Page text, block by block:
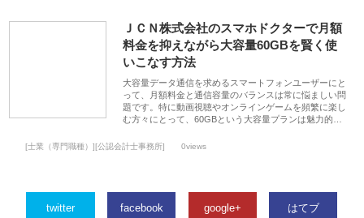
ＪＣＮ株式会社のスマホドクターで月額
料金を抑えながら大容量60GBを賢く使
いこなす方法
大容量データ通信を求めるスマートフォンユーザーにと
って、月額料金と通信容量のバランスは常に悩ましい問
題です。特に動画視聴やオンラインゲームを頻繁に楽し
む方々にとって、60GBという大容量プランは魅力的…
[士業（専門職種）][公認会計士事務所] 0views
twitter facebook google+ はてブ